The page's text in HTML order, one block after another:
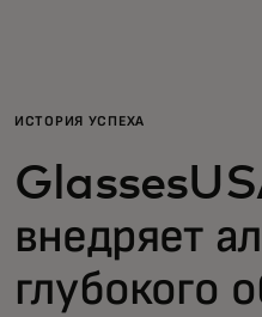
Для бизнеса
Для всего мира
Для новаторов
ИСТОРИЯ УСПЕХА
внедряет
глубокого